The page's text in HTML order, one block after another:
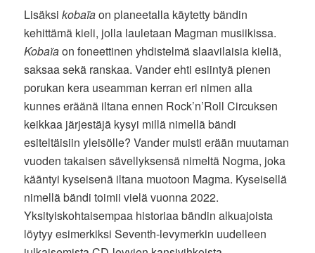
Lisäksikobaïaon planeetalla käytetty bändin
kehittämä kieli, jolla lauletaan Magman musiikissa.
Kobaïaon foneettinen yhdistelmä slaavilaisia kieliä,
saksaa sekä ranskaa. Vander ehti esiintyä pienen
porukan kera useamman kerran eri nimen alla
kunnes eräänä iltana ennen Rock’n’Roll Circuksen
keikkaa järjestäjä kysyi millä nimellä bändi
esiteltäisiin yleisölle? Vander muisti erään muutaman
vuoden takaisen sävellyksensä nimeltä Nogma, joka
kääntyi kyseisenä iltana muotoon Magma. Kyseisellä
nimellä bändi toimii vielä vuonna 2022.
Yksityiskohtaisempaa historiaa bändin alkuajoista
löytyy esimerkiksi Seventh-levymerkin uudelleen